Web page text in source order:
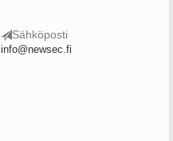
Sähköposti
info@newsec.fi